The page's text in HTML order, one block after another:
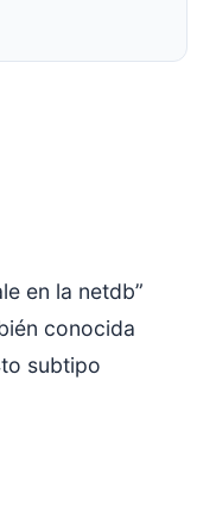
en la netdb”
conocida
subtipo